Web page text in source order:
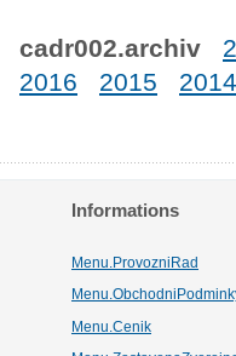
cadr002.archiv
2016
2015 2014
Informations
Menu.ProvozniRad
Menu.Cenik